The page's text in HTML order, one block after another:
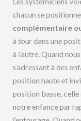
chacun se
complémentaire
à tour dans une
à l’autre. Quand
s’adressant à des
position haute et
position basse, celle
notre enfance par